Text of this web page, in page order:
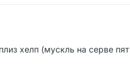
хелп (мускль на серве